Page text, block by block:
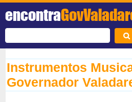
encontra
Instrumentos
Governador